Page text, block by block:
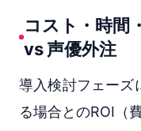
コスト・時間
vs 声優外注
導入検討フェーズ
る場合とのROI（